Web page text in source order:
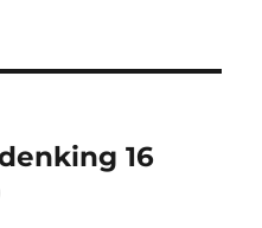
16